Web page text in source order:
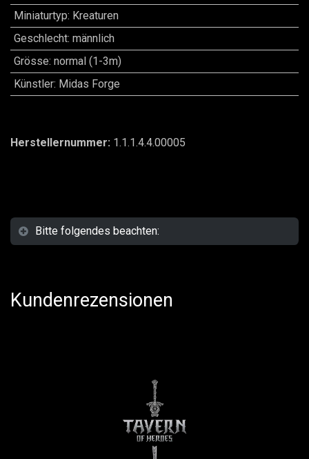
Miniaturtyp: Kreaturen
Geschlecht: männlich
Grösse: normal (1-3m)
Künstler: Midas Forge
Herstellernummer: 1.1.1.4.4.00005
Bitte folgendes beachten:
Kundenrezensionen